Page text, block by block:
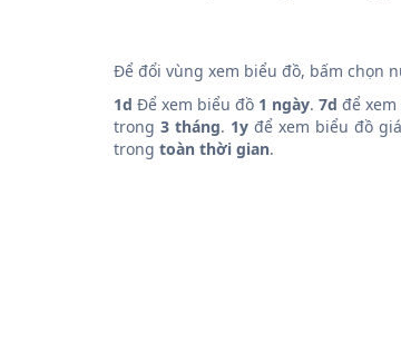
Để đổi vùng xem biểu đồ, bấm chọn
1d Để xem biểu đồ 1 ngày.7d để
trong3 tháng. 1y để xem biểu đồ
trong toàn thời gian.